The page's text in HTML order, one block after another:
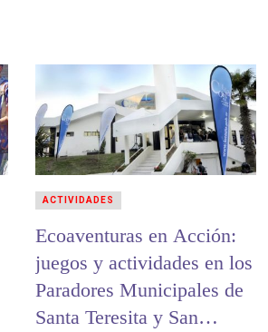
Ecoaventuras en Acción:
juegos y actividades en los
Paradores Municipales de
Santa Teresita y San
ACTIVIDADES